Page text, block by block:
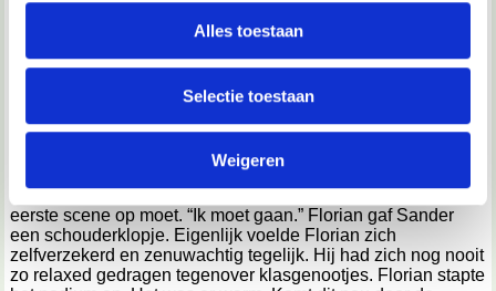
en om ons websiteverkeer te analyseren. Ook delen we
informatie over jouw gebruik van onze site met onze
partners kunnen deze gegevens combineren met andere
informatie die je aan ze hebt verstrekt of die ze hebben
verzameld op basis van jouw gebruik van hun services.
We werken samen met 67 derdendie uw gegevens
kunnen ontvangen en verwerken.
Alles toestaan
Selectie toestaan
Weigeren
stootte Florian aan. Florian glimlachte. Florian lachte altijd,
zelfs als hij pijn had. Hij zei altijd dat lachen gezond is.
Florian moest nu eventjes niet meer lachen. Hij had namelijk
de hoofdrol in de musical. Hij was heel erg zenuwachtig. Hij
minuten was de meester eindelijk klaar met zijn preek. “Dat
werd tijd.” Zei Florian tegen Sander. “Hehe, misschien komt
er na de musical ook nog wel een preek, zoals elk jaar…”
Florian zuchtte. “Nee toch?” Juf Eline riep iedereen die de
eerste scene op moet. “Ik moet gaan.” Florian gaf Sander
een schouderklopje. Eigenlijk voelde Florian zich
zelfverzekerd en zenuwachtig tegelijk. Hij had zich nog nooit
zo relaxed gedragen tegenover klasgenootjes. Florian stapte